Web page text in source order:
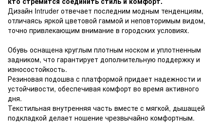
Дизайн Intruder отвечает последним модным тенденциям,
отличаясь яркой цветовой гаммой и неповторимым видом,
точно привлекающим внимание в городских условиях.
Обувь оснащена круглым плотным носком и уплотненным
задником, что гарантирует дополнительную поддержку и
износостойкость.
Резиновая подошва с платформой придает надежности и
устойчивости, обеспечивая комфорт во время активного
дня.
Текстильная внутренняя часть вместе с мягкой, дышащей
подкладкой делает ношение чрезвычайно комфортным.